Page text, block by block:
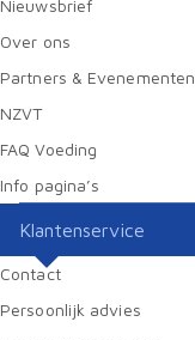
Nieuwsbrief
Over ons
Partners & Evenementen
NZVT
FAQ Voeding
Info pagina’s
Klantenservice
Contact
Persoonlijk advies